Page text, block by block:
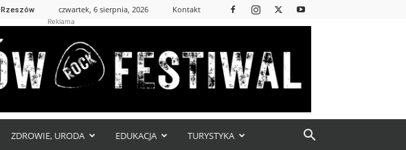
Rzeszów czwartek, 6 sierpnia, 2026 Kontakt
Reklama
ZDROWIE, URODA EDUKACJA TURYSTYKA